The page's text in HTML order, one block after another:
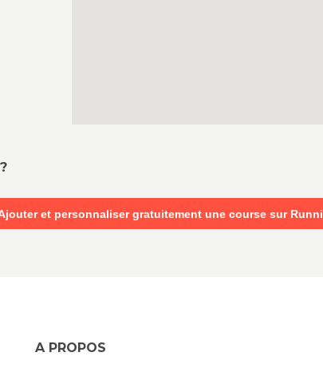
et personnaliser gratuitement une course sur
A PROPOS